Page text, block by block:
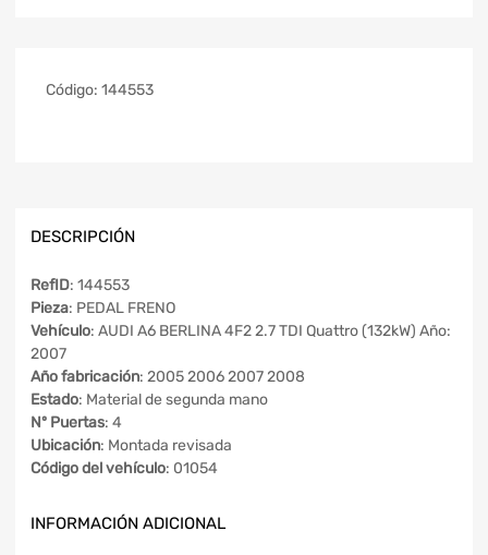
Código: 144553
DESCRIPCIÓN
RefID: 144553
Pieza: PEDAL FRENO
Vehículo: AUDI A6 BERLINA 4F2 2.7 TDI Quattro (132kW) Año:
2007
Año fabricación: 2005 2006 2007 2008
Estado: Material de segunda mano
Nº Puertas: 4
Ubicación: Montada revisada
Código del vehículo: 01054
INFORMACIÓN ADICIONAL